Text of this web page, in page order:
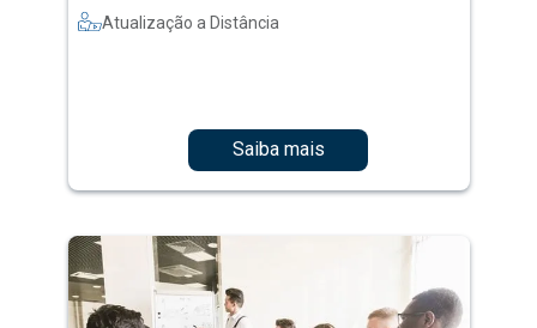
Atualização a Distância
Saiba mais